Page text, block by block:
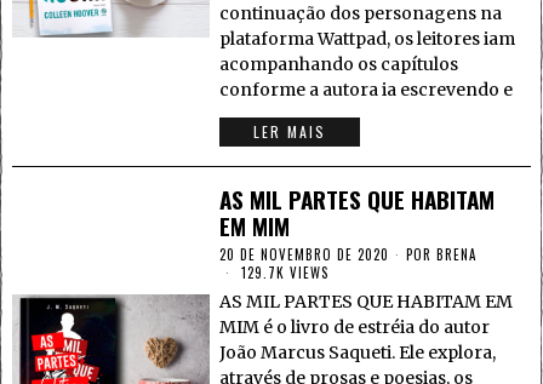
continuação dos personagens na
plataforma Wattpad, os leitores iam
acompanhando os capítulos
conforme a autora ia escrevendo e
LER MAIS
AS MIL PARTES QUE HABITAM
EM MIM
20 DE NOVEMBRO DE 2020 PORBRENA
129.7K VIEWS
AS MIL PARTES QUE HABITAM EM
MIM é o livro de estréia do autor
João Marcus Saqueti. Ele explora,
através de prosas e poesias, os